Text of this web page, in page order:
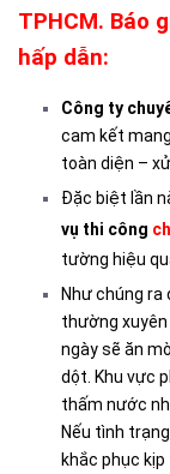
TPHCM. Báo
hấp dẫn:
Công ty
cam kết
toàn diện –
Đặc biệt lần
vụ thi công
tường hiệu
Như chúng
thường
ngày sẽ ăn
dột. Khu vực
thấm nước
Nếu tình
khắc phục